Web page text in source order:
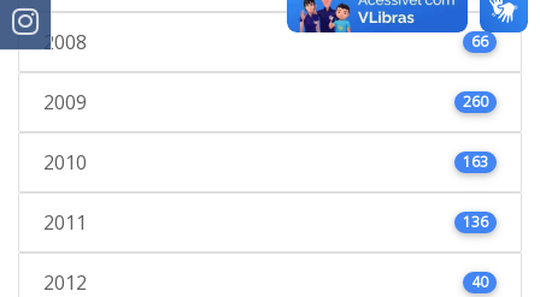
2008 66
2009 260
2010 163
2011 136
2012 40